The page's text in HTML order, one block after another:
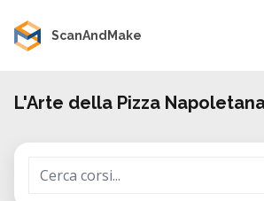
ScanAndMake
L'Arte della Pizza